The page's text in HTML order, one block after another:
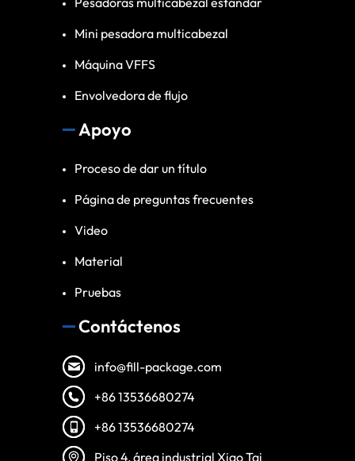
Mini pesadora multicabezal
Máquina VFFS
Envolvedora de flujo
Apoyo
Proceso de dar un título
Página de preguntas frecuentes
Video
Material
Pruebas
Contáctenos
info@fill-package.com
+86 13536680274
+86 13536680274
Piso 4, área industrial Xiao Tai